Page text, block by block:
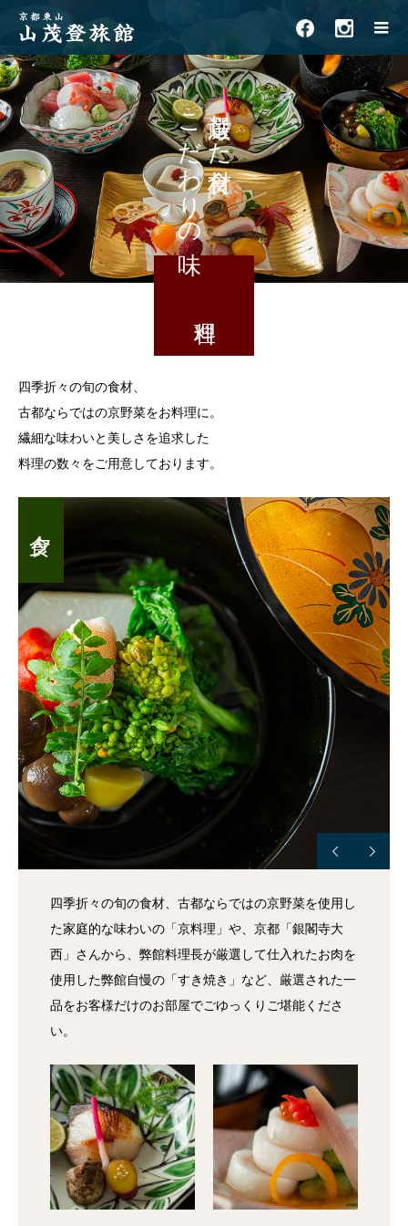
厳選した食材
こだわりの味
四季折々の旬の食材、
古都ならではの京野菜をお料理に。
繊細な味わいと美しさを追求した
料理の数々をご用意しております。
四季折々の旬の食材、古都ならではの京野菜を使用し
た家庭的な味わいの「京料理」や、京都「銀閣寺大
西」さんから、弊館料理長が厳選して仕入れたお肉を
使用した弊館自慢の「すき焼き」など、厳選された一
品をお客様だけのお部屋でごゆっくりご堪能くださ
い。